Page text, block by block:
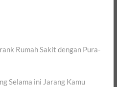
Rumah Sakit dengan Pura-
Selama ini Jarang Kamu